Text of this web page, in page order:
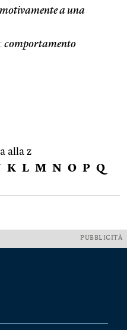
a una
comportamento
alla z
K L M N O P Q
PUBBLICITÀ